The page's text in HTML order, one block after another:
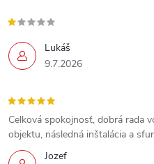
ý
p
i
s
u
Lukáš
9.7.2026
Jozef
Celková spokojnosť, dobrá rada
objektu, následná inštalácia a